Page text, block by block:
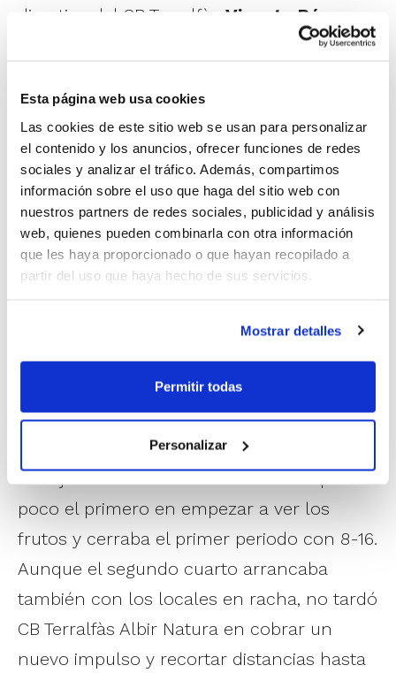
Esta página web usa cookies
Las cookies de este sitio web se usan para personalizar
el contenido y los anuncios, ofrecer funciones de redes
sociales y analizar el tráfico. Además, compartimos
información sobre el uso que haga del sitio web con
nuestros partners de redes sociales, publicidad y análisis
web, quienes pueden combinarla con otra información
que les haya proporcionado o que hayan recopilado a
partir del uso que haya hecho de sus servicios.
Mostrar detalles
Permitir todas
Personalizar
directivo del CB Terralfàs Vicente Pérez
Las imprecisiones y la falta de acierto de
cara al aro marcaron el inicio de la Final,
con los dos equipos muy intensos en pista
pero sin obtener rendimiento de ese
trabajo. Soul Basket Guadassuar era poco a
poco el primero en empezar a ver los
frutos y cerraba el primer periodo con 8-16.
Aunque el segundo cuarto arrancaba
también con los locales en racha, no tardó
CB Terralfàs Albir Natura en cobrar un
nuevo impulso y recortar distancias hasta